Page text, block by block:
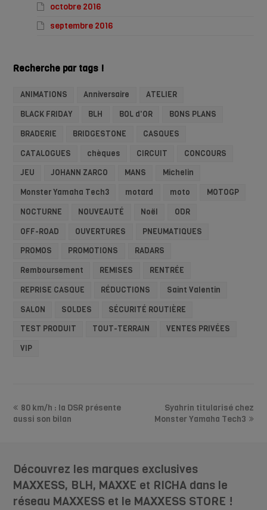
octobre 2016
septembre 2016
Recherche par tags !
ANIMATIONS Anniversaire
ATELIER
BLACK FRIDAY
BLH BOL d'OR
BONS PLANS
BRADERIE
BRIDGESTONE
CASQUES
CATALOGUES
chèques CIRCUIT
CONCOURS
JEU
JOHANN ZARCO MANS
Michelin
Monster Yamaha Tech3
motard moto
MOTOGP
NOCTURNE
NOUVEAUTÉ Noël
ODR
OFF-ROAD
OUVERTURES
PNEUMATIQUES
PROMOS
PROMOTIONS
RADARS
Remboursement
REMISES
RENTRÉE
REPRISE CASQUE
RÉDUCTIONS
Saint Valentin
SALON
SOLDES
SÉCURITÉ ROUTIÈRE
TEST PRODUIT
TOUT-TERRAIN
VENTES PRIVÉES
VIP
80 km/h : la DSR présente
aussi son bilan
Syahrin titularisé chez
Monster Yamaha Tech3
Découvrez les marques exclusives
MAXXESS, BLH, MAXXE et RICHA dans le
réseau MAXXESS et le MAXXESS STORE !